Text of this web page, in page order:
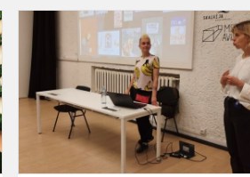
Siūlyk!
Tavo
idėja
gali
būti
įgyvendinta